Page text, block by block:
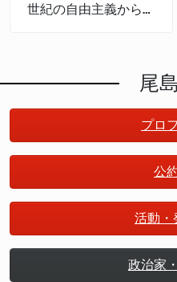
世紀の自由主義から現
尾
プロ
公
活動・
政治家